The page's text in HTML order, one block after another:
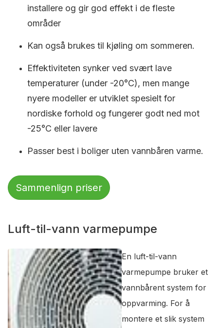
installere og gir god effekt i de fleste
områder
Kan også brukes til kjøling om sommeren.
Effektiviteten synker ved svært lave
temperaturer (under -20°C), men mange
nyere modeller er utviklet spesielt for
nordiske forhold og fungerer godt ned mot
-25°C eller lavere
Passer best i boliger uten vannbåren varme.
Sammenlign priser
Luft-til-vann varmepumpe
En luft-til-vann
varmepumpe bruker et
vannbårent system for
oppvarming. For å
montere et slik system